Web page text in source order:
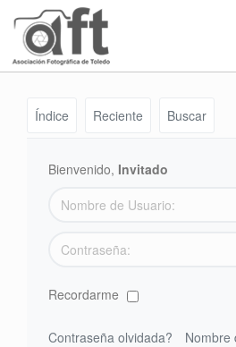
Índice Reciente Buscar
Bienvenido, Invitado
Recordarme
Contraseña olvidada? Nombre